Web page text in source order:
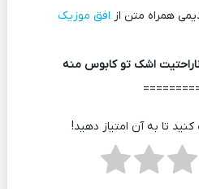
همراه متن از افق موزیک
اشک تو کابوس منه
تا به آن امتیاز دهید!